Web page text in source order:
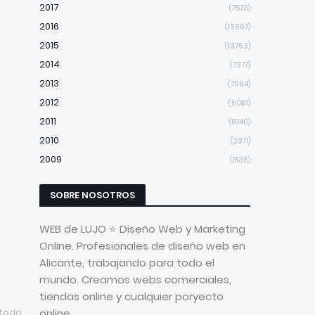
2017 (7573)
2016 (13667)
2015 (13763)
2014 (7377)
2013 (7064)
2012 (6087)
2011 (8740)
2010 (2371)
2009 (1836)
SOBRE NOSOTROS
WEB de LUJO ⭐ Diseño Web y Marketing
Online. Profesionales de diseño web en
Alicante, trabajando para todo el
mundo. Creamos webs comerciales,
tiendas online y cualquier poryecto